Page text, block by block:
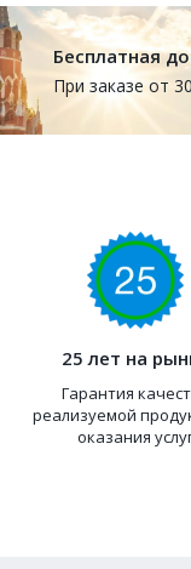
Бесплатная
При заказе от
25 лет на
Гарантия
реализуемой
оказания